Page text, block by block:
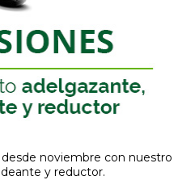
desde noviembre con nuestro
y reductor.